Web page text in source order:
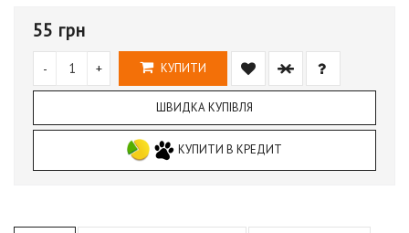
55 грн
- + КУПИТИ
ШВИДКА КУПІВЛЯ
КУПИТИ В КРЕДИТ